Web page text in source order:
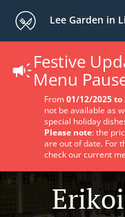
Lee Garden in
Festive
Menu
From01/12/2025 to
not be available as
special holiday
Please note: the
are out of date. For
check our current